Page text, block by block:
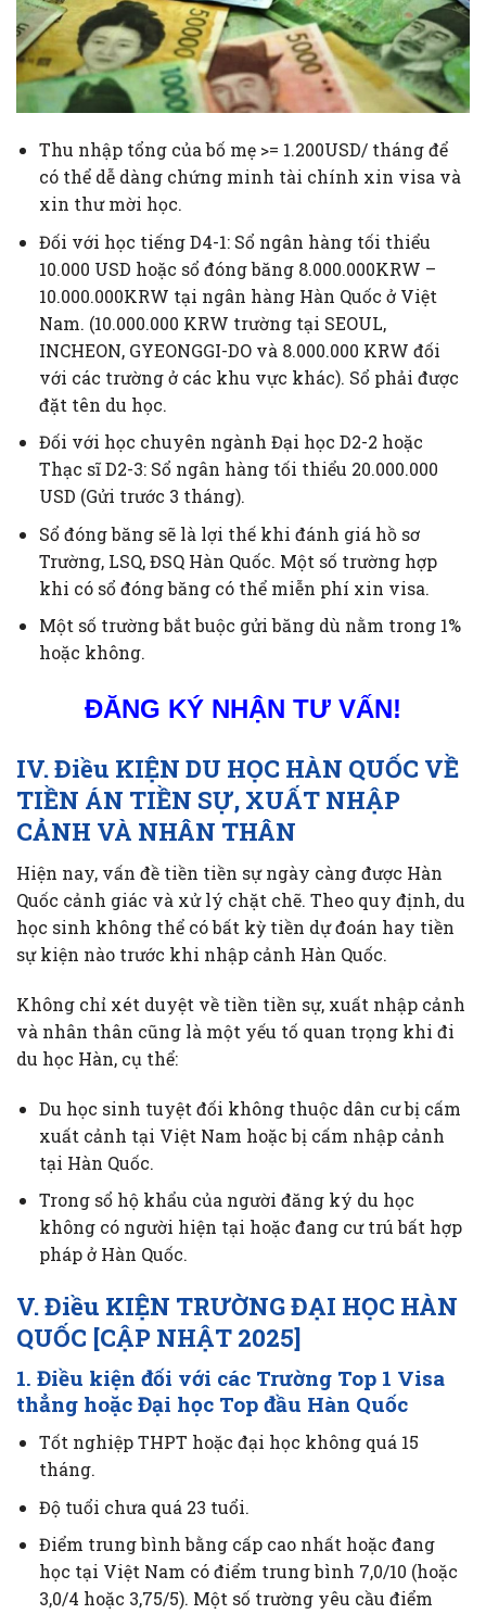
Thu nhập tổng của bố mẹ >= 1.200USD/ tháng để
có thể dễ dàng chứng minh tài chính xin visa và
xin thư mời học.
Đối với học tiếng D4-1: Sổ ngân hàng tối thiểu
10.000 USD hoặc sổ đóng băng 8.000.000KRW –
10.000.000KRW tại ngân hàng Hàn Quốc ở Việt
Nam. (10.000.000 KRW trường tại SEOUL,
INCHEON, GYEONGGI-DO và 8.000.000 KRW đối
với các trường ở các khu vực khác). Sổ phải được
đặt tên du học.
Đối với học chuyên ngành Đại học D2-2 hoặc
Thạc sĩ D2-3: Sổ ngân hàng tối thiểu 20.000.000
USD (Gửi trước 3 tháng).
Sổ đóng băng sẽ là lợi thế khi đánh giá hồ sơ
Trường, LSQ, ĐSQ Hàn Quốc. Một số trường hợp
khi có sổ đóng băng có thể miễn phí xin visa.
Một số trường bắt buộc gửi băng dù nằm trong 1%
hoặc không.
ĐĂNG KÝ NHẬN TƯ VẤN!
IV. Điều KIỆN DU HỌC HÀN QUỐC VỀ
TIỀN ÁN TIỀN SỰ, XUẤT NHẬP
CẢNH VÀ NHÂN THÂN
Hiện nay, vấn đề tiền tiền sự ngày càng được Hàn
Quốc cảnh giác và xử lý chặt chẽ. Theo quy định, du
học sinh không thể có bất kỳ tiền dự đoán hay tiền
sự kiện nào trước khi nhập cảnh Hàn Quốc.
Không chỉ xét duyệt về tiền tiền sự, xuất nhập cảnh
và nhân thân cũng là một yếu tố quan trọng khi đi
du học Hàn, cụ thể:
Du học sinh tuyệt đối không thuộc dân cư bị cấm
xuất cảnh tại Việt Nam hoặc bị cấm nhập cảnh
tại Hàn Quốc.
Trong sổ hộ khẩu của người đăng ký du học
không có người hiện tại hoặc đang cư trú bất hợp
pháp ở Hàn Quốc.
V. Điều KIỆN TRƯỜNG ĐẠI HỌC HÀN
QUỐC [CẬP NHẬT 2025]
1. Điều kiện đối với các Trường Top 1 Visa
thẳng hoặc Đại học Top đầu Hàn Quốc
Tốt nghiệp THPT hoặc đại học không quá 15
tháng.
Độ tuổi chưa quá 23 tuổi.
Điểm trung bình bằng cấp cao nhất hoặc đang
học tại Việt Nam có điểm trung bình 7,0/10 (hoặc
3,0/4 hoặc 3,75/5). Một số trường yêu cầu điểm